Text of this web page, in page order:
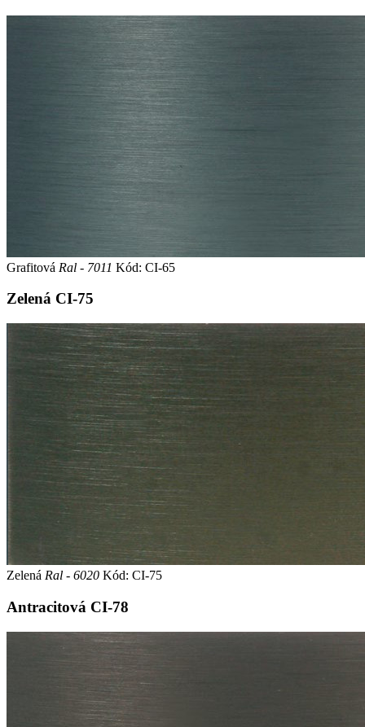
Grafitová Ral - 7011 Kód: CI-65
Zelená CI-75
Zelená Ral - 6020 Kód: CI-75
Antracitová CI-78